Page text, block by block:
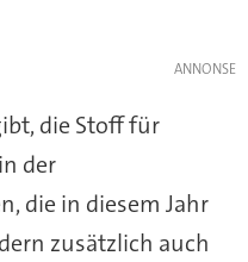
die Stoff für
der
die in diesem Jahr
zusätzlich auch